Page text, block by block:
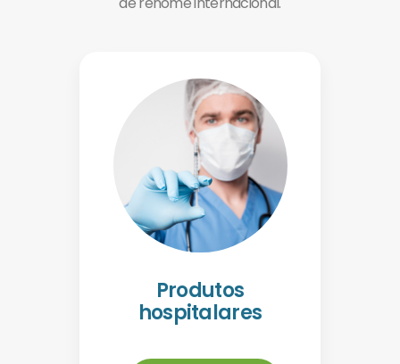
Produtos
hospitalares